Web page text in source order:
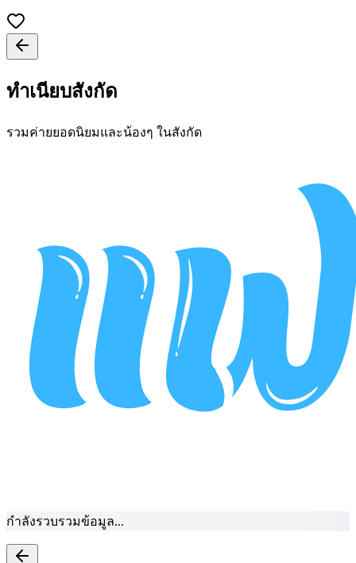
ทำเนียบสังกัด
รวมค่ายยอดนิยมและน้องๆ ในสังกัด
กำลังรวบรวมข้อมูล...